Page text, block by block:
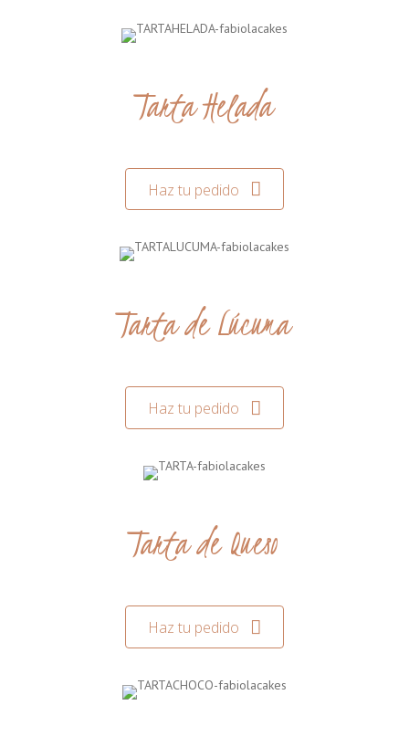
Tarta Helada
Haz tu pedido
Tarta de Lúcuma
Haz tu pedido
Tarta de Queso
Haz tu pedido